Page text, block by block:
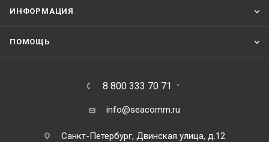
ИНФОРМАЦИЯ
ПОМОЩЬ
8 800 333 70 71
info@seacomm.ru
Санкт-Петербург, Двинская улица, д.12